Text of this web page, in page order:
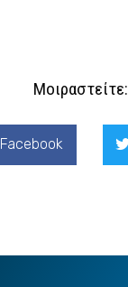
Μοιραστείτε:
Facebook